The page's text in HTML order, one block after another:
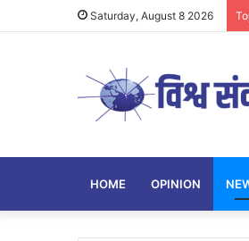
Saturday, August 8 2026
HOME OPINION